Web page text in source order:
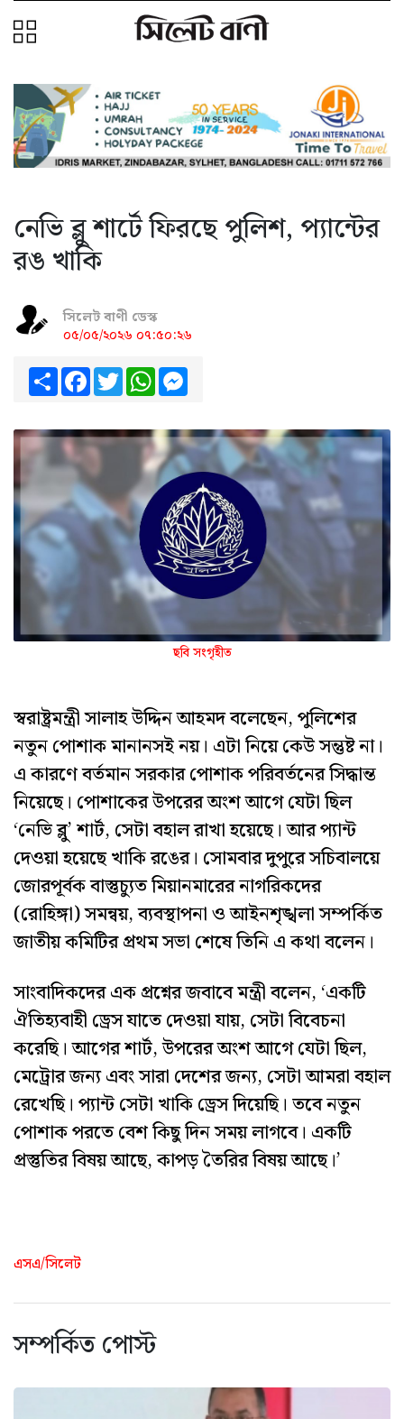
নেভি ব্লু শার্টে ফিরছে পুলিশ, প্যান্টের
রঙ খাকি
সিলেট বাণী ডেস্ক
০৫/০৫/২০২৬ ০৭:৫০:২৬
ShareFacebook
TwitterWhatsApp
ছবি সংগৃহীত
স্বরাষ্ট্রমন্ত্রী সালাহ উদ্দিন আহমদ বলেছেন, পুলিশের
নতুন পোশাক মানানসই নয়। এটা নিয়ে কেউ সন্তুষ্ট না।
এ কারণে বর্তমান সরকার পোশাক পরিবর্তনের সিদ্ধান্ত
নিয়েছে। পোশাকের উপরের অংশ আগে যেটা ছিল
‘নেভি ব্লু’ শার্ট, সেটা বহাল রাখা হয়েছে। আর প্যান্ট
দেওয়া হয়েছে খাকি রঙের। সোমবার দুপুরে সচিবালয়ে
জোরপূর্বক বাস্তুচ্যুত মিয়ানমারের নাগরিকদের
(রোহিঙ্গা) সমন্বয়, ব্যবস্থাপনা ও আইনশৃঙ্খলা সম্পর্কিত
জাতীয় কমিটির প্রথম সভা শেষে তিনি এ কথা বলেন।
সাংবাদিকদের এক প্রশ্নের জবাবে মন্ত্রী বলেন, ‘একটি
ঐতিহ্যবাহী ড্রেস যাতে দেওয়া যায়, সেটা বিবেচনা
করেছি। আগের শার্ট, উপরের অংশ আগে যেটা ছিল,
মেট্রোর জন্য এবং সারা দেশের জন্য, সেটা আমরা বহাল
রেখেছি। প্যান্ট সেটা খাকি ড্রেস দিয়েছি। তবে নতুন
পোশাক পরতে বেশ কিছু দিন সময় লাগবে। একটি
প্রস্তুতির বিষয় আছে, কাপড় তৈরির বিষয় আছে।’
এসএ/সিলেট
সম্পর্কিত পোস্ট